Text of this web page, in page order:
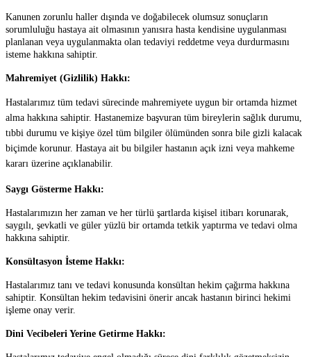
Kanunen zorunlu haller dışında ve doğabilecek olumsuz sonuçların
sorumluluğu hastaya ait olmasının yanısıra hasta kendisine uygulanması
planlanan veya uygulanmakta olan tedaviyi reddetme veya durdurmasını
isteme hakkına sahiptir.
Mahremiyet (Gizlilik) Hakkı:
Hastalarımız tüm tedavi sürecinde mahremiyete uygun bir ortamda hizmet
alma hakkına sahiptir. Hastanemize başvuran tüm bireylerin sağlık durumu,
tıbbi durumu ve kişiye özel tüm bilgiler ölümünden sonra bile gizli kalacak
biçimde korunur. Hastaya ait bu bilgiler hastanın açık izni veya mahkeme
kararı üzerine açıklanabilir.
Saygı Gösterme Hakkı:
Hastalarımızın her zaman ve her türlü şartlarda kişisel itibarı korunarak,
saygılı, şevkatli ve güler yüzlü bir ortamda tetkik yaptırma ve tedavi olma
hakkına sahiptir.
Konsültasyon İsteme Hakkı:
Hastalarımız tanı ve tedavi konusunda konsültan hekim çağırma hakkına
sahiptir. Konsültan hekim tedavisini önerir ancak hastanın birinci hekimi
işleme onay verir.
Dini Vecibeleri Yerine Getirme Hakkı: